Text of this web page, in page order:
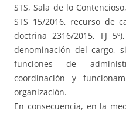
STS, Sala de lo
STS 15/2016, recurso de
doctrina 2316/2015, FJ
denominación del cargo,
funciones de
coordinación y
organización.
En consecuencia, en la